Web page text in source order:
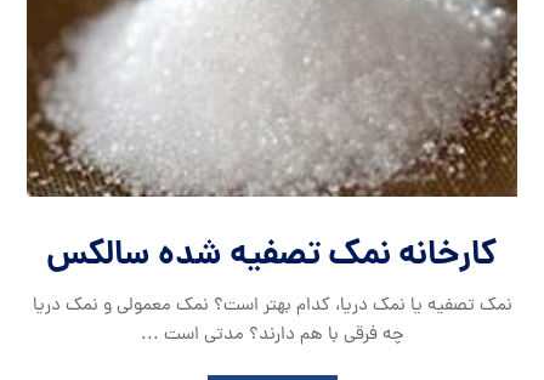
کارخانه نمک تصفیه شده سالکس
نمک تصفیه یا نمک دریا، کدام بهتر است؟ نمک معمولی و نمک دریا
چه فرقی با هم دارند؟ مدتی است ...